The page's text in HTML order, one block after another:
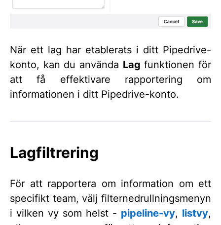
När ett lag har etablerats i ditt Pipedrive-
konto, kan du använda Lag funktionen för
att få effektivare rapportering om
informationen i ditt Pipedrive-konto.
Lagfiltrering
För att rapportera om information om ett
specifikt team, välj filternedrullningsmenyn
i vilken vy som helst - pipeline-vy, listvy,